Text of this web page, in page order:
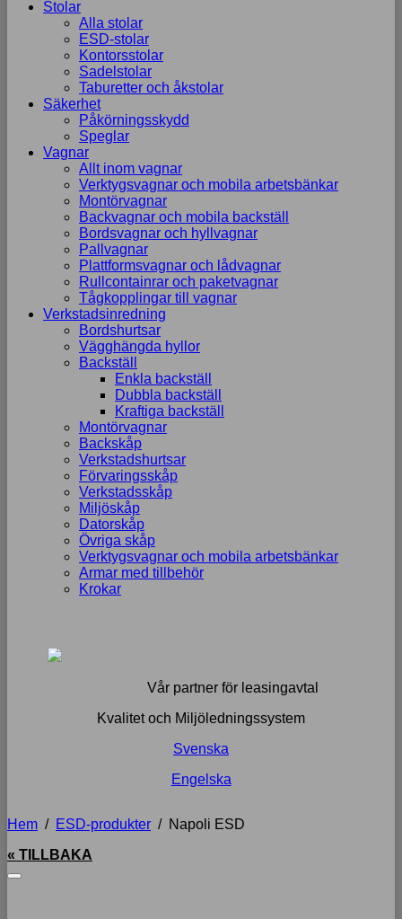
Stolar
Alla stolar
ESD-stolar
Kontorsstolar
Sadelstolar
Taburetter och åkstolar
Säkerhet
Påkörningsskydd
Speglar
Vagnar
Allt inom vagnar
Verktygsvagnar och mobila arbetsbänkar
Montörvagnar
Backvagnar och mobila backställ
Bordsvagnar och hyllvagnar
Pallvagnar
Plattformsvagnar och lådvagnar
Rullcontainrar och paketvagnar
Tågkopplingar till vagnar
Verkstadsinredning
Bordshurtsar
Vägghängda hyllor
Backställ
Enkla backställ
Dubbla backställ
Kraftiga backställ
Montörvagnar
Backskåp
Verkstadshurtsar
Förvaringsskåp
Verkstadsskåp
Miljöskåp
Datorskåp
Övriga skåp
Verktygsvagnar och mobila arbetsbänkar
Armar med tillbehör
Krokar
Vår partner för leasingavtal
Kvalitet och Miljöledningssystem
Svenska
Engelska
Hem / ESD-produkter / Napoli ESD
« TILLBAKA